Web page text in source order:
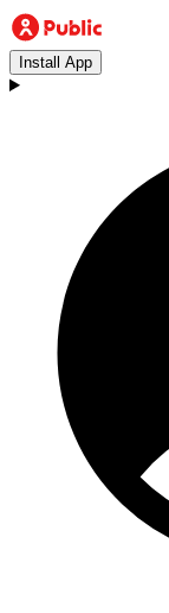
Install App